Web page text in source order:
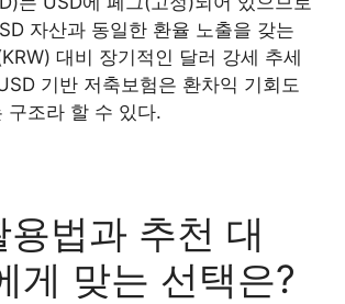
자산과 동일한 환율 노출을 갖는
대비 장기적인 달러 강세 추세
기반 저축보험은 환차익 기회도
구조라 할 수 있다.
용법과 추천 대
게 맞는 선택은?